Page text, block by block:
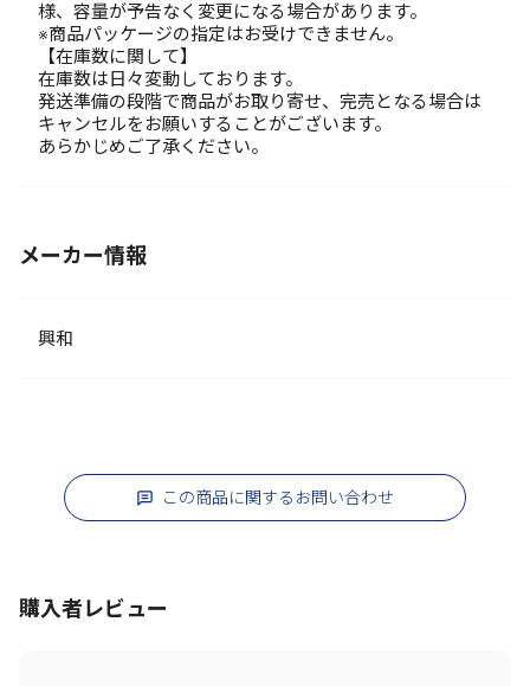
様、容量が予告なく変更になる場合があります。
※商品パッケージの指定はお受けできません。
【在庫数に関して】
在庫数は日々変動しております。
発送準備の段階で商品がお取り寄せ、完売となる場合は
キャンセルをお願いすることがございます。
あらかじめご了承ください。
メーカー情報
興和
この商品に関するお問い合わせ
購入者レビュー